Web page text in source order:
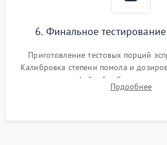
6. Финальное
Приготовление тестовых порций
Калибровка степени помола и
плотности кофейной таблетки,
качества молочной пены. Контроль
Подробнее